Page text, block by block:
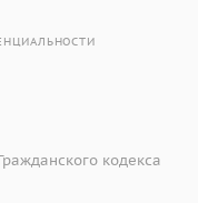
кодекса